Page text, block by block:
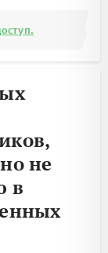
не
в